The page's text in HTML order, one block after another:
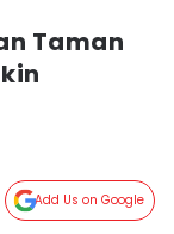
Taman
Add Us on Google